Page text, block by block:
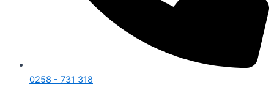
0258 - 731 318